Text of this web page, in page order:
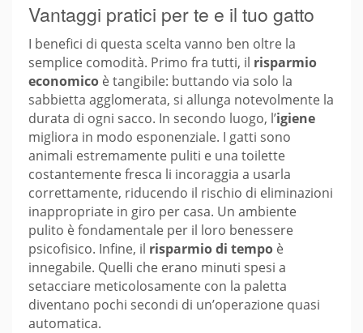
Vantaggi pratici per te e il tuo gatto
I benefici di questa scelta vanno ben oltre la
semplice comodità. Primo fra tutti, il risparmio
economico è tangibile: buttando via solo la
sabbietta agglomerata, si allunga notevolmente la
durata di ogni sacco. In secondo luogo, l’igiene
migliora in modo esponenziale. I gatti sono
animali estremamente puliti e una toilette
costantemente fresca li incoraggia a usarla
correttamente, riducendo il rischio di eliminazioni
inappropriate in giro per casa. Un ambiente
pulito è fondamentale per il loro benessere
psicofisico. Infine, il risparmio di tempo è
innegabile. Quelli che erano minuti spesi a
setacciare meticolosamente con la paletta
diventano pochi secondi di un’operazione quasi
automatica.